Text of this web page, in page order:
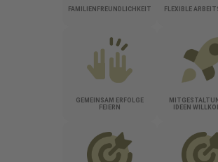
FAMILIENFREUNDLICHKEIT FLEXIBLE
GEMEINSAM ERFOLGE
FEIERN
IDEEN